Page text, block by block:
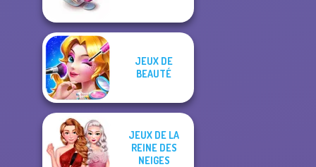
JEUX DE
BEAUTÉ
JEUX DE LA
REINE DES
NEIGES